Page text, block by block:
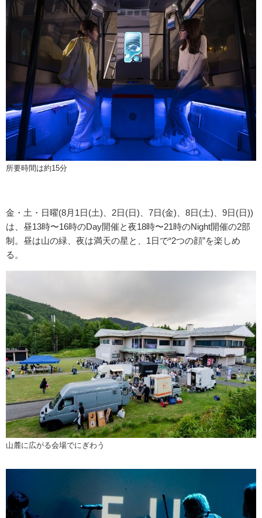
所要時間は約15分
金・土・日曜(8月1日(土)、2日(日)、7日(金)、8日(土)、9日(日))
は、昼13時〜16時のDay開催と夜18時〜21時のNight開催の2部
制。昼は山の緑、夜は満天の星と、1日で“2つの顔”を楽しめ
る。
山麓に広がる会場でにぎわう